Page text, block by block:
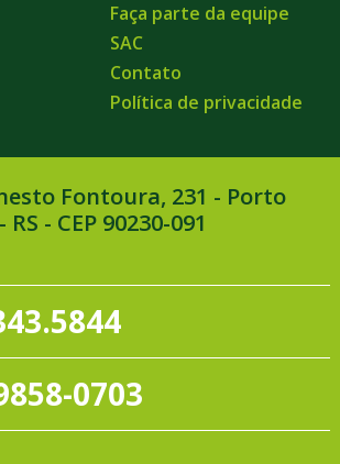
Faça parte da equipe
SAC
Contato
Política de privacidade
Fontoura, 231 - Porto
- CEP 90230-091
0703